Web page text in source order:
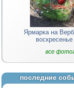
Ярмарка на
воскресенье
все
последние